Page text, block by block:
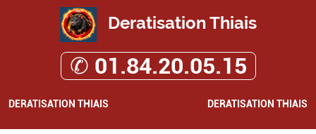
Deratisation Thiais
✆ 01.84.20.05.15
DERATISATION THIAIS DERATISATION THIAIS